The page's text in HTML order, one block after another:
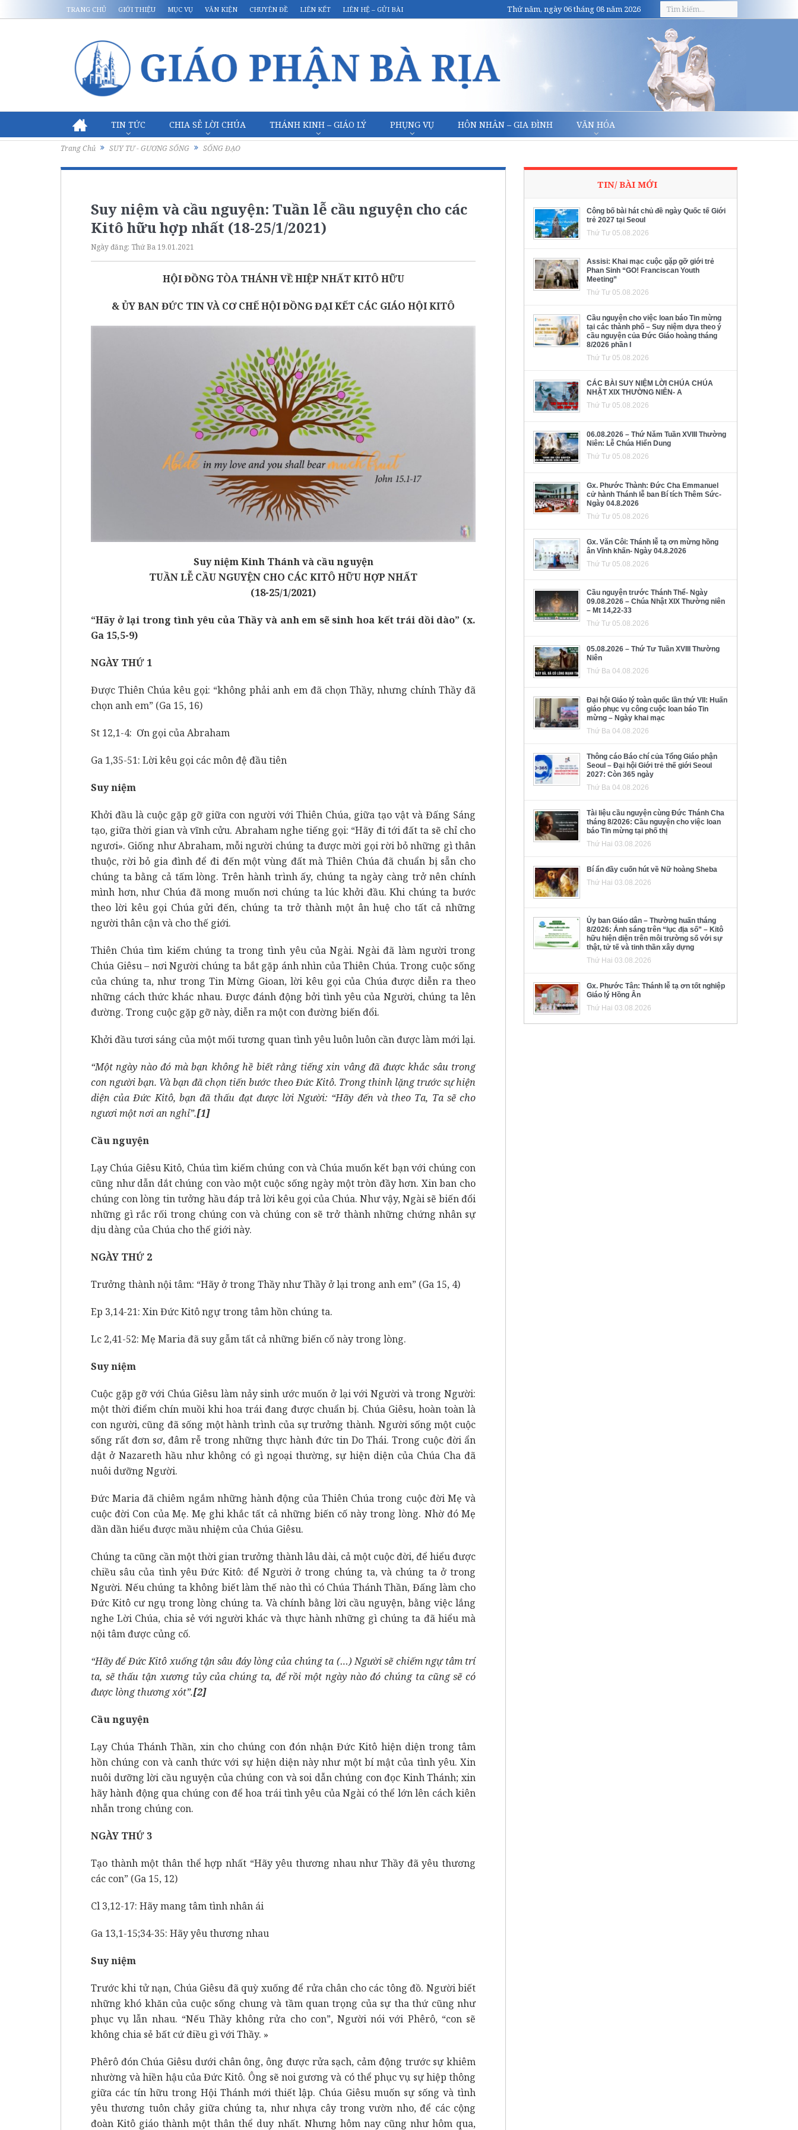
TRANG CHỦ GIỚI THIỆU MỤC VỤ VĂN KIỆN CHUYÊN ĐỀ LIÊN KẾT LIÊN HỆ – GỬI BÀI Thứ năm, ngày 06 tháng 08 năm 2026
TIN TỨC CHIA SẺ LỜI CHÚA THÁNH KINH – GIÁO LÝ PHỤNG VỤ HÔN NHÂN – GIA ĐÌNH VĂN HÓA
Trang Chủ SUY TƯ - GƯƠNG SỐNG SỐNG ĐẠO
Suy niệm và cầu nguyện: Tuần lễ cầu nguyện cho các
Kitô hữu hợp nhất (18-25/1/2021)
Ngày đăng: Thứ Ba 19.01.2021
HỘI ĐỒNG TÒA THÁNH VỀ HIỆP NHẤT KITÔ HỮU
& ỦY BAN ĐỨC TIN VÀ CƠ CHẾ HỘI ĐỒNG ĐẠI KẾT CÁC GIÁO HỘI KITÔ
Suy niệm Kinh Thánh và cầu nguyện
TUẦN LỄ CẦU NGUYỆN CHO CÁC KITÔ HỮU HỢP NHẤT
(18-25/1/2021)
“Hãy ở lại trong tình yêu của Thầy và anh em sẽ sinh hoa kết trái dồi dào” (x.
Ga 15,5-9)
NGÀY THỨ 1
Được Thiên Chúa kêu gọi: “không phải anh em đã chọn Thầy, nhưng chính Thầy đã
chọn anh em” (Ga 15, 16)
St 12,1-4: Ơn gọi của Abraham
Ga 1,35-51: Lời kêu gọi các môn đệ đầu tiên
Suy niệm
Khởi đầu là cuộc gặp gỡ giữa con người với Thiên Chúa, giữa tạo vật và Đấng Sáng
tạo, giữa thời gian và vĩnh cửu. Abraham nghe tiếng gọi: “Hãy đi tới đất ta sẽ chỉ cho
ngươi». Giống như Abraham, mỗi người chúng ta được mời gọi rời bỏ những gì thân
thuộc, rời bỏ gia đình để đi đến một vùng đất mà Thiên Chúa đã chuẩn bị sẵn cho
chúng ta bằng cả tấm lòng. Trên hành trình ấy, chúng ta ngày càng trở nên chính
mình hơn, như Chúa đã mong muốn nơi chúng ta lúc khởi đầu. Khi chúng ta bước
theo lời kêu gọi Chúa gửi đến, chúng ta trở thành một ân huệ cho tất cả những
người thân cận và cho thế giới.
Thiên Chúa tìm kiếm chúng ta trong tình yêu của Ngài. Ngài đã làm người trong
Chúa Giêsu – nơi Người chúng ta bắt gặp ánh nhìn của Thiên Chúa. Trong cuộc sống
của chúng ta, như trong Tin Mừng Gioan, lời kêu gọi của Chúa được diễn ra theo
những cách thức khác nhau. Được đánh động bởi tình yêu của Người, chúng ta lên
đường. Trong cuộc gặp gỡ này, diễn ra một con đường biến đổi.
Khởi đầu tươi sáng của một mối tương quan tình yêu luôn luôn cần được làm mới lại.
“Một ngày nào đó mà bạn không hề biết rằng tiếng xin vâng đã được khắc sâu trong
con người bạn. Và bạn đã chọn tiến bước theo Đức Kitô. Trong thinh lặng trước sự hiện
diện của Đức Kitô, bạn đã thấu đạt được lời Người: “Hãy đến và theo Ta, Ta sẽ cho
ngươi một nơi an nghỉ”.[1]
Cầu nguyện
Lạy Chúa Giêsu Kitô, Chúa tìm kiếm chúng con và Chúa muốn kết bạn với chúng con
cũng như dẫn dắt chúng con vào một cuộc sống ngày một tròn đầy hơn. Xin ban cho
chúng con lòng tin tưởng hầu đáp trả lời kêu gọi của Chúa. Như vậy, Ngài sẽ biến đổi
những gì rắc rối trong chúng con và chúng con sẽ trở thành những chứng nhân sự
dịu dàng của Chúa cho thế giới này.
NGÀY THỨ 2
Trưởng thành nội tâm: “Hãy ở trong Thầy như Thầy ở lại trong anh em” (Ga 15, 4)
Ep 3,14-21: Xin Đức Kitô ngự trong tâm hồn chúng ta.
Lc 2,41-52: Mẹ Maria đã suy gẫm tất cả những biến cố này trong lòng.
Suy niệm
Cuộc gặp gỡ với Chúa Giêsu làm nảy sinh ước muốn ở lại với Người và trong Người:
một thời điểm chín muồi khi hoa trái đang được chuẩn bị. Chúa Giêsu, hoàn toàn là
con người, cũng đã sống một hành trình của sự trưởng thành. Người sống một cuộc
sống rất đơn sơ, đâm rễ trong những thực hành đức tin Do Thái. Trong cuộc đời ẩn
dật ở Nazareth hầu như không có gì ngoại thường, sự hiện diện của Chúa Cha đã
nuôi dưỡng Người.
Đức Maria đã chiêm ngắm những hành động của Thiên Chúa trong cuộc đời Mẹ và
cuộc đời Con của Mẹ. Mẹ ghi khắc tất cả những biến cố này trong lòng. Nhờ đó Mẹ
dần dần hiểu được mầu nhiệm của Chúa Giêsu.
Chúng ta cũng cần một thời gian trưởng thành lâu dài, cả một cuộc đời, để hiểu được
chiều sâu của tình yêu Đức Kitô: để Người ở trong chúng ta, và chúng ta ở trong
Người. Nếu chúng ta không biết làm thế nào thì có Chúa Thánh Thần, Đấng làm cho
Đức Kitô cư ngụ trong lòng chúng ta. Và chính bằng lời cầu nguyện, bằng việc lắng
nghe Lời Chúa, chia sẻ với người khác và thực hành những gì chúng ta đã hiểu mà
nội tâm được củng cố.
“Hãy để Đức Kitô xuống tận sâu đáy lòng của chúng ta (…) Người sẽ chiếm ngự tâm trí
ta, sẽ thấu tận xương tủy của chúng ta, để rồi một ngày nào đó chúng ta cũng sẽ có
được lòng thương xót”.[2]
Cầu nguyện
Lạy Chúa Thánh Thần, xin cho chúng con đón nhận Đức Kitô hiện diện trong tâm
hồn chúng con và canh thức với sự hiện diện này như một bí mật của tình yêu. Xin
nuôi dưỡng lời cầu nguyện của chúng con và soi dẫn chúng con đọc Kinh Thánh; xin
hãy hành động qua chúng con để hoa trái tình yêu của Ngài có thể lớn lên cách kiên
nhẫn trong chúng con.
NGÀY THỨ 3
Tạo thành một thân thể hợp nhất “Hãy yêu thương nhau như Thầy đã yêu thương
các con” (Ga 15, 12)
Cl 3,12-17: Hãy mang tâm tình nhân ái
Ga 13,1-15;34-35: Hãy yêu thương nhau
Suy niệm
Trước khi tử nạn, Chúa Giêsu đã quỳ xuống để rửa chân cho các tông đồ. Người biết
những khó khăn của cuộc sống chung và tầm quan trọng của sự tha thứ cũng như
phục vụ lẫn nhau. “Nếu Thầy không rửa cho con”, Người nói với Phêrô, “con sẽ
không chia sẻ bất cứ điều gì với Thầy. »
Phêrô đón Chúa Giêsu dưới chân ông, ông được rửa sạch, cảm động trước sự khiêm
nhường và hiền hậu của Đức Kitô. Ông sẽ noi gương và có thể phục vụ sự hiệp thông
giữa các tín hữu trong Hội Thánh mới thiết lập. Chúa Giêsu muốn sự sống và tình
yêu thương tuôn chảy giữa chúng ta, như nhựa cây trong vườn nho, để các cộng
đoàn Kitô giáo thành một thân thể duy nhất. Nhưng hôm nay cũng như hôm qua,
TIN/ BÀI MỚI
Công bố bài hát chủ đề ngày Quốc tế Giới
trẻ 2027 tại Seoul
Thứ Tư 05.08.2026
Assisi: Khai mạc cuộc gặp gỡ giới trẻ
Phan Sinh “GO! Franciscan Youth
Meeting”
Thứ Tư 05.08.2026
Cầu nguyện cho việc loan báo Tin mừng
tại các thành phố – Suy niệm dựa theo ý
cầu nguyện của Đức Giáo hoàng tháng
8/2026 phần I
Thứ Tư 05.08.2026
CÁC BÀI SUY NIỆM LỜI CHÚA CHÚA
NHẬT XIX THƯỜNG NIÊN- A
Thứ Tư 05.08.2026
06.08.2026 – Thứ Năm Tuần XVIII Thường
Niên: Lễ Chúa Hiển Dung
Thứ Tư 05.08.2026
Gx. Phước Thành: Đức Cha Emmanuel
cử hành Thánh lễ ban Bí tích Thêm Sức-
Ngày 04.8.2026
Thứ Tư 05.08.2026
Gx. Văn Côi: Thánh lễ tạ ơn mừng hồng
ân Vĩnh khấn- Ngày 04.8.2026
Thứ Tư 05.08.2026
Cầu nguyện trước Thánh Thể- Ngày
09.08.2026 – Chúa Nhật XIX Thường niên
– Mt 14,22-33
Thứ Tư 05.08.2026
05.08.2026 – Thứ Tư Tuần XVIII Thường
Niên
Thứ Ba 04.08.2026
Đại hội Giáo lý toàn quốc lần thứ VII: Huấn
giáo phục vụ công cuộc loan báo Tin
mừng – Ngày khai mạc
Thứ Ba 04.08.2026
Thông cáo Báo chí của Tổng Giáo phận
Seoul – Đại hội Giới trẻ thế giới Seoul
2027: Còn 365 ngày
Thứ Ba 04.08.2026
Tài liệu cầu nguyện cùng Đức Thánh Cha
tháng 8/2026: Cầu nguyện cho việc loan
báo Tin mừng tại phố thị
Thứ Hai 03.08.2026
Bí ẩn đầy cuốn hút về Nữ hoàng Sheba
Thứ Hai 03.08.2026
Ủy ban Giáo dân – Thường huấn tháng
8/2026: Ánh sáng trên “lục địa số” – Kitô
hữu hiện diện trên môi trường số với sự
thật, tử tế và tinh thần xây dựng
Thứ Hai 03.08.2026
Gx. Phước Tân: Thánh lễ tạ ơn tốt nghiệp
Giáo lý Hồng Ân
Thứ Hai 03.08.2026